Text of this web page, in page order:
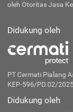
oleh Otoritas Jasa
Didukung oleh
PT Cermati Pialang
KEP-596/PD.02/
Didukung oleh